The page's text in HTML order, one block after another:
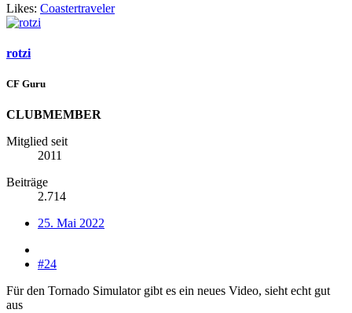
Likes: Coastertraveler
rotzi
CF Guru
CLUBMEMBER
Mitglied seit
2011
Beiträge
2.714
25. Mai 2022
#24
Für den Tornado Simulator gibt es ein neues Video, sieht echt gut
aus